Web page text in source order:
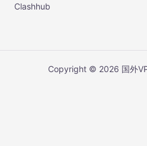
Clashhub
Copyright © 2026 国外